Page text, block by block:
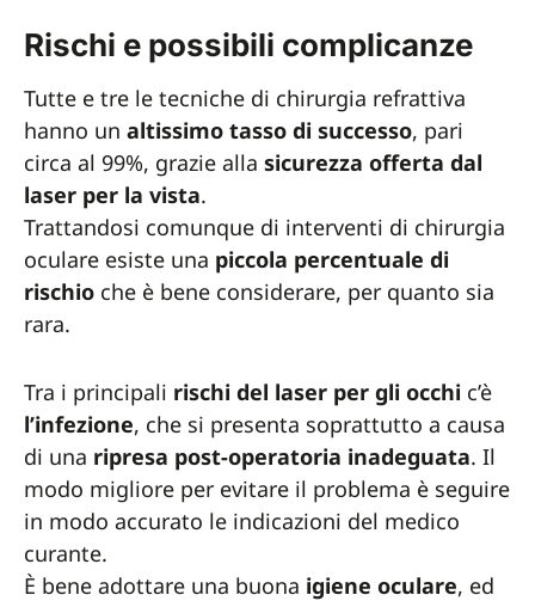
Rischi e possibili complicanze
Tutte e tre le tecniche di chirurgia refrattiva
hanno un altissimo tasso di successo, pari
circa al 99%, grazie alla sicurezza offerta dal
laser per la vista.
Trattandosi comunque di interventi di chirurgia
oculare esiste una piccola percentuale di
rischio che è bene considerare, per quanto sia
rara.
Tra i principali rischi del laser per gli occhi c’è
l’infezione, che si presenta soprattutto a causa
di una ripresa post-operatoria inadeguata. Il
modo migliore per evitare il problema è seguire
in modo accurato le indicazioni del medico
curante.
È bene adottare una buona igiene oculare, ed